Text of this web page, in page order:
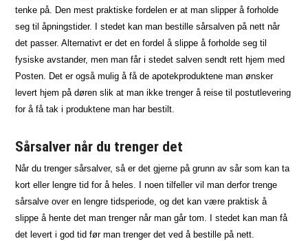
tenke på. Den mest praktiske fordelen er at man slipper å forholde
seg til åpningstider. I stedet kan man bestille sårsalven på nett når
det passer. Alternativt er det en fordel å slippe å forholde seg til
fysiske avstander, men man får i stedet salven sendt rett hjem med
Posten. Det er også mulig å få de apotekproduktene man ønsker
levert hjem på døren slik at man ikke trenger å reise til postutlevering
for å få tak i produktene man har bestilt.
Sårsalver når du trenger det
Når du trenger sårsalver, så er det gjerne på grunn av sår som kan ta
kort eller lengre tid for å heles. I noen tilfeller vil man derfor trenge
sårsalve over en lengre tidsperiode, og det kan være praktisk å
slippe å hente det man trenger når man går tom. I stedet kan man få
det levert i god tid før man trenger det ved å bestille på nett.